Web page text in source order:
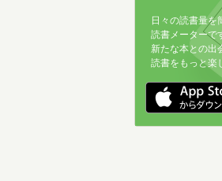
日々の読書量を
読書メーターで
新たな本との出
読書をもっと楽